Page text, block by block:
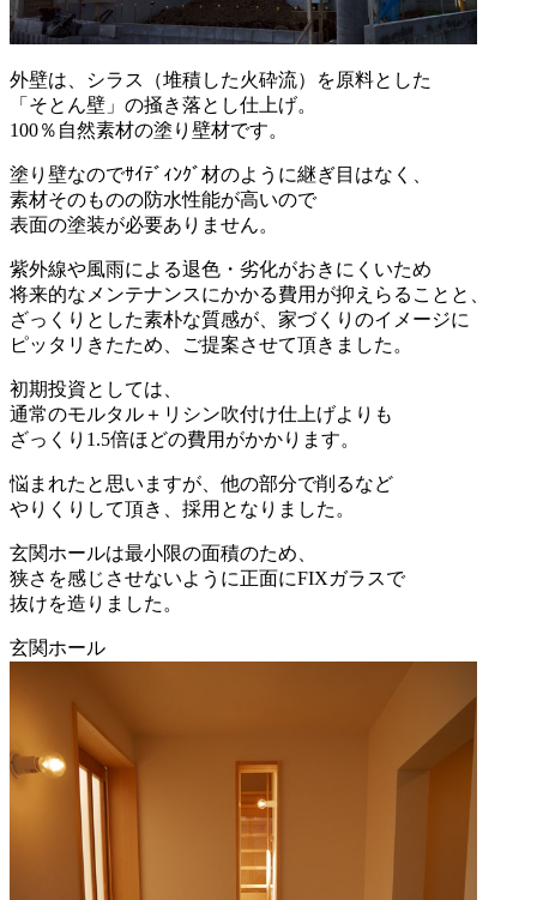
外壁は、シラス（堆積した火砕流）を原料とした
「そとん壁」の掻き落とし仕上げ。
100％自然素材の塗り壁材です。
塗り壁なのでｻｲﾃﾞｨﾝｸﾞ材のように継ぎ目はなく、
素材そのものの防水性能が高いので
表面の塗装が必要ありません。
紫外線や風雨による退色・劣化がおきにくいため
将来的なメンテナンスにかかる費用が抑えらることと、
ざっくりとした素朴な質感が、家づくりのイメージに
ピッタリきたため、ご提案させて頂きました。
初期投資としては、
通常のモルタル＋リシン吹付け仕上げよりも
ざっくり1.5倍ほどの費用がかかります。
悩まれたと思いますが、他の部分で削るなど
やりくりして頂き、採用となりました。
玄関ホールは最小限の面積のため、
狭さを感じさせないように正面にFIXガラスで
抜けを造りました。
玄関ホール